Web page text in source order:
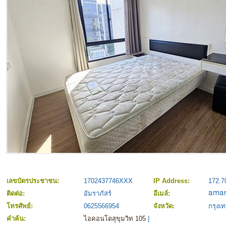
เลขบัตรประชาชน: 1702437746XXX IP Address:
ติดต่อ:
อัมราภัสร์
อีเมล์:
โทรศัพย์:
0625566954 จังหวัด:
กรุงเ
คำค้น:
ไอคอนโดสุขุมวิท 105